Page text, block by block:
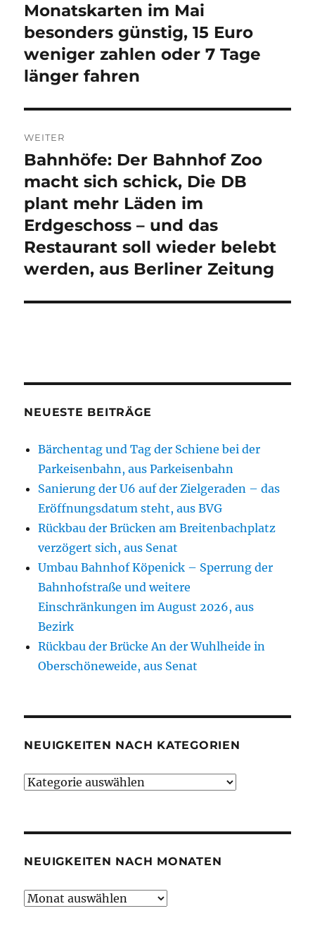
Monatskarten im Mai
besonders günstig, 15 Euro
weniger zahlen oder 7 Tage
länger fahren
WEITER
Nächster
Beitrag:
Bahnhöfe: Der Bahnhof Zoo
macht sich schick, Die DB
plant mehr Läden im
Erdgeschoss – und das
Restaurant soll wieder belebt
werden, aus Berliner Zeitung
NEUESTE BEITRÄGE
Bärchentag und Tag der Schiene bei der
Parkeisenbahn, aus Parkeisenbahn
Sanierung der U6 auf der Zielgeraden – das
Eröffnungsdatum steht, aus BVG
Rückbau der Brücken am Breitenbachplatz
verzögert sich, aus Senat
Umbau Bahnhof Köpenick – Sperrung der
Bahnhofstraße und weitere
Einschränkungen im August 2026, aus
Bezirk
Rückbau der Brücke An der Wuhlheide in
Oberschöneweide, aus Senat
NEUIGKEITEN NACH KATEGORIEN
Neuigkeiten
NEUIGKEITEN NACH MONATEN
Neuigkeiten